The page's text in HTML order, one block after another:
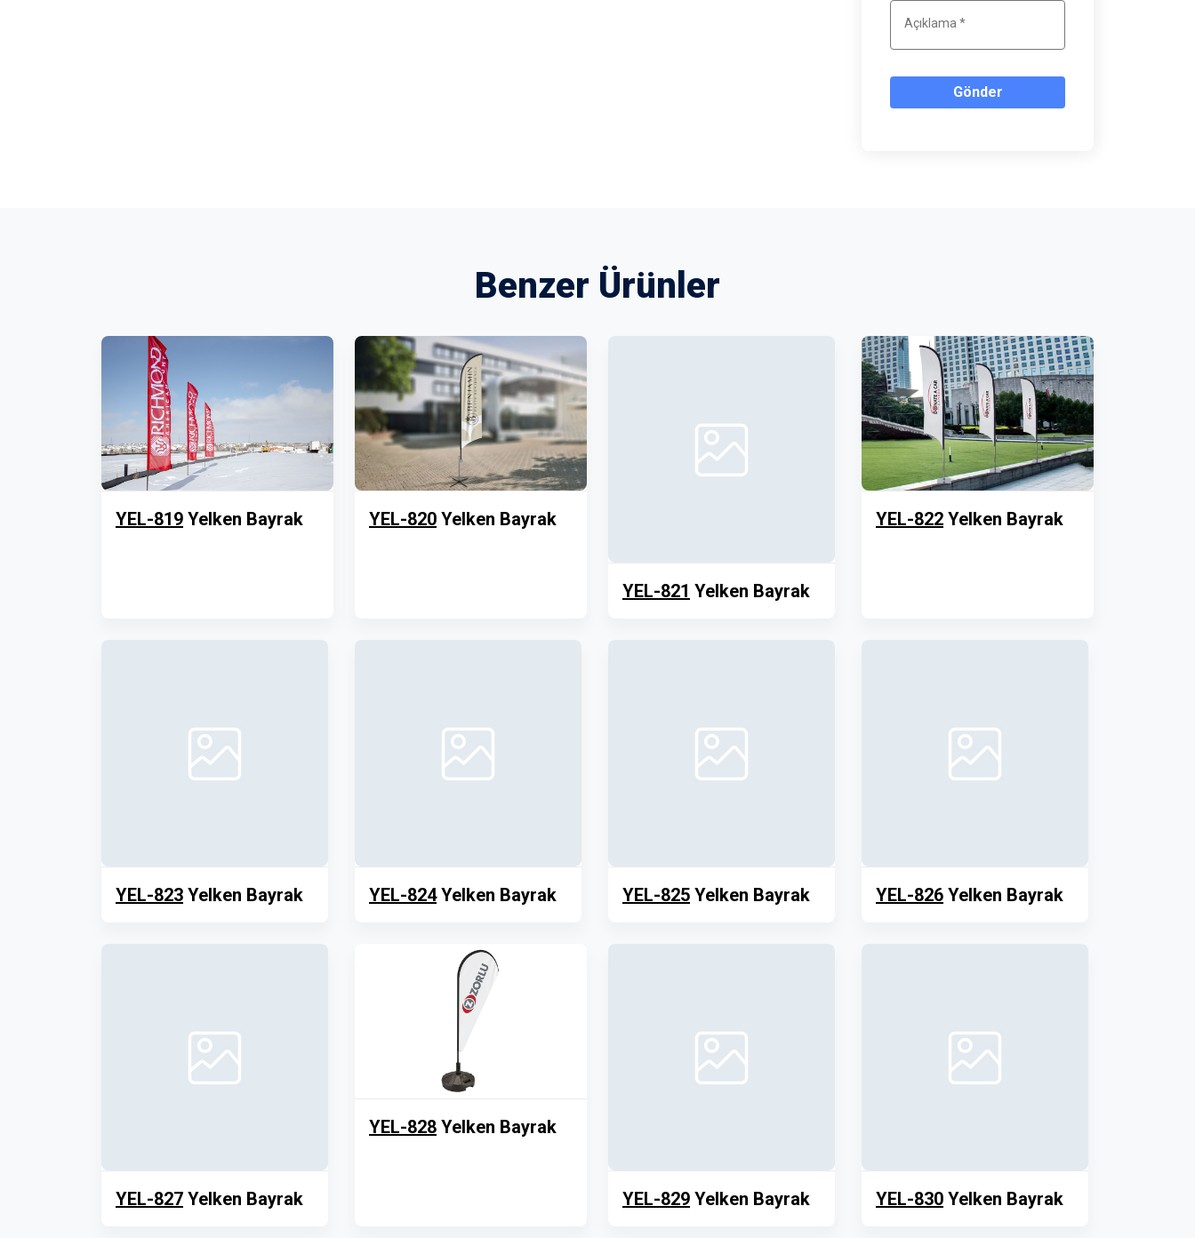
Gönder
Benzer Ürünler
YEL-819 Yelken Bayrak YEL-820 Yelken Bayrak
YEL-821 Yelken Bayrak
YEL-822 Yelken Bayrak
YEL-823 Yelken Bayrak YEL-824Yelken Bayrak YEL-825 Yelken Bayrak YEL-826 Yelken Bayrak
YEL-827 Yelken Bayrak
YEL-828 Yelken Bayrak
YEL-829 Yelken Bayrak YEL-830 Yelken Bayrak